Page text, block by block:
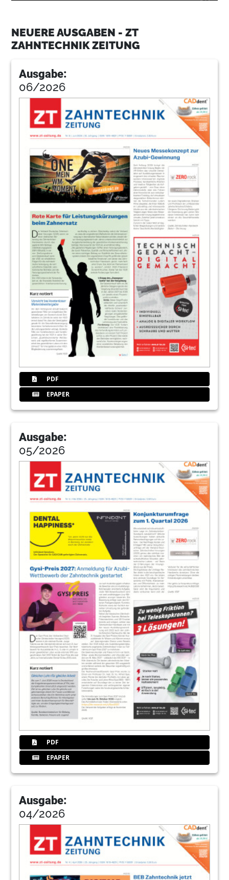
13Technik: Monolithische Restaurationen aus
Lava™ Zirkonoxid
14Produkte
Redaktion
Dentaurum GmbH & Co. KG
Service
Redaktion
Praxisdesign
Service
Redaktion
Service
Redaktion
NSK Europe GmbH
NEUERE AUSGABEN - ZT
ZAHNTECHNIK ZEITUNG
Ausgabe:
06/2026
PDF
EPAPER
Ausgabe:
05/2026
PDF
EPAPER
Ausgabe:
04/2026